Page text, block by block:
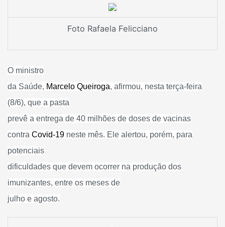
Foto Rafaela Felicciano
O ministro
da Saúde, Marcelo Queiroga, afirmou, nesta terça-feira
(8/6), que a pasta
prevê a entrega de 40 milhões de doses de vacinas
contra Covid-19 neste mês. Ele alertou, porém, para
potenciais
dificuldades que devem ocorrer na produção dos
imunizantes, entre os meses de
julho e agosto.